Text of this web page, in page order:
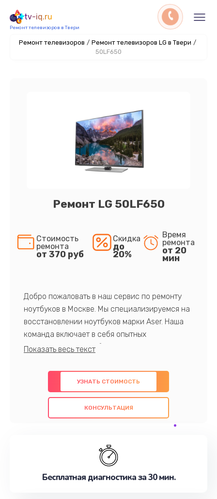
tv-iq.ru
Ремонт телевизоров в Твери
Ремонт телевизоров / Ремонт телевизоров LG в Твери /
50LF650
Ремонт LG 50LF650
Стоимость
ремонта
от 370 руб
Скидка
до
20%
Время
ремонта
от 20
мин
Добро пожаловать в наш сервис по ремонту
ноутбуков в Москве. Мы специализируемся на
восстановлении ноутбуков марки Aser. Наша
команда включает в себя опытных
профессионалов с обширными знаниями и
предлагаем быстрый и качественный ремонт с
использованием оригинальных компонентов, а
также гарантируем качество всех
проведенных работ. Наша цель - предоставить
наилучшим образом. Не медлите записаться на
УЗНАТЬ СТОИМОСТЬ
КОНСУЛЬТАЦИЯ
Бесплатная диагностика за 30 мин.